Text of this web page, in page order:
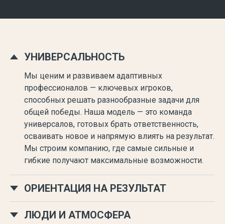
УНИВЕРСАЛЬНОСТЬ
Мы ценим и развиваем адаптивных
профессионалов — ключевых игроков,
способных решать разнообразные задачи для
общей победы. Наша модель — это команда
универсалов, готовых брать ответственность,
осваивать новое и напрямую влиять на результат.
Мы строим компанию, где самые сильные и
гибкие получают максимальные возможности.
ОРИЕНТАЦИЯ НА РЕЗУЛЬТАТ
ЛЮДИ И АТМОСФЕРА